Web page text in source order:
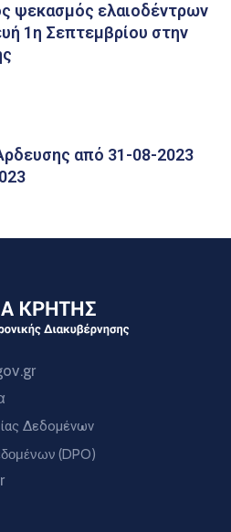
ψεκασμός ελαιοδέντρων
1η Σεπτεμβρίου στην
από 31-08-2023
Δεδομένων
(DPO)